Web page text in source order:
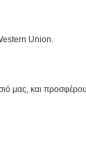
Union.
μας, και